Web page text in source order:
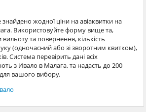
жодної ціни на авіаквитки на
Використовуйте форму вище та,
та повернення, кількість
(одночасний або зі зворотним квитком),
Система перевірить дані всіх
з Ивало в Малага, та надасть до 200
вашого вибору.